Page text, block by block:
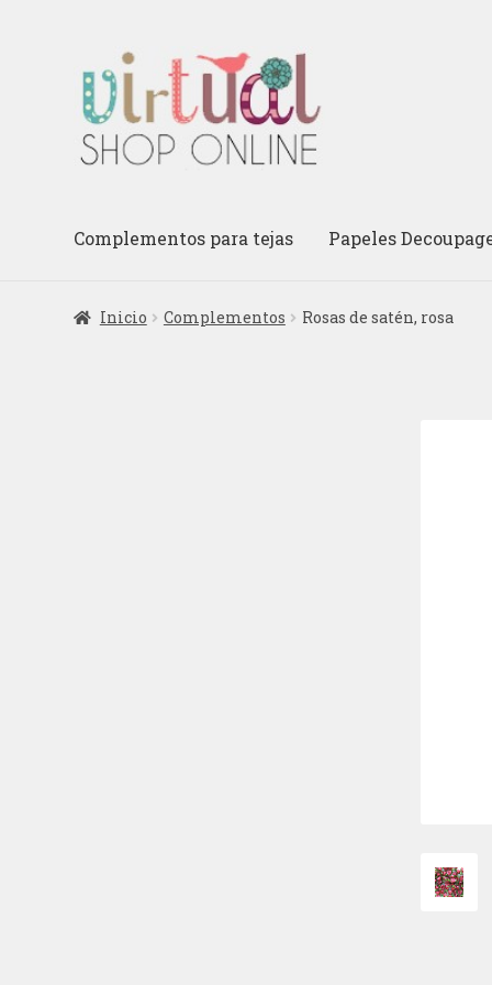
la
navegación
al
contenido
Complementos para tejas Papeles
Inicio Complementos Rosas de satén, rosa